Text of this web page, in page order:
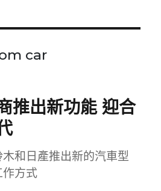
car
推出新功能 迎合
和日產推出新的汽車型
方式